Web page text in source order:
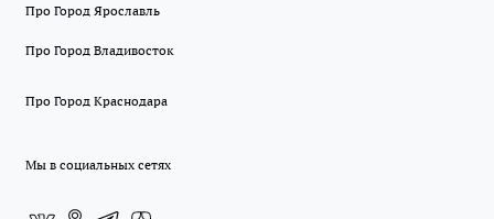
Про Город Ярославль
Про Город Владивосток
Про Город Краснодара
Мы в социальных сетях